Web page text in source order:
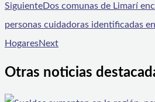
SiguienteDos comunas de Limarí
personas cuidadoras identificadas
HogaresNext
Otras noticias